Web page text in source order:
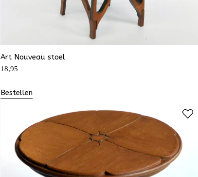
Art Nouveau stoel
18,95
Bestellen